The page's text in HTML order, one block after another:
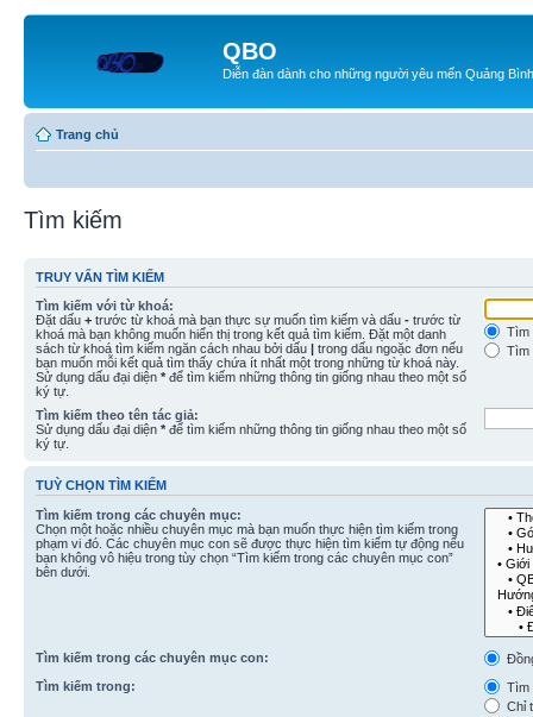
QBO
Diễn đàn dành cho những người yêu mến Quảng Bình
Trang chủ
Tìm kiếm
TRUY VẤN TÌM KIẾM
Tìm kiếm với từ khoá:
Đặt dấu + trước từ khoá mà bạn thực sự muốn tìm kiếm và dấu - trước từ
khoá mà bạn không muốn hiển thị trong kết quả tìm kiếm. Đặt một danh
sách từ khoá tìm kiếm ngăn cách nhau bởi dấu | trong dấu ngoặc đơn nếu
bạn muốn mỗi kết quả tìm thấy chứa ít nhất một trong những từ khoá này.
Sử dụng dấu đại diện * để tìm kiếm những thông tin giống nhau theo một số
ký tự.
Tìm
Tìm
Tìm kiếm theo tên tác giả:
Sử dụng dấu đại diện * để tìm kiếm những thông tin giống nhau theo một số
ký tự.
TUỲ CHỌN TÌM KIẾM
Tìm kiếm trong các chuyên mục:
Chọn một hoặc nhiều chuyên mục mà bạn muốn thực hiện tìm kiếm trong
phạm vi đó. Các chuyên mục con sẽ được thực hiện tìm kiếm tự động nếu
bạn không vô hiệu trong tùy chọn “Tìm kiếm trong các chuyên mục con”
bên dưới.
Tìm kiếm trong các chuyên mục con:
Tìm kiếm trong:
Tìm
Chỉ